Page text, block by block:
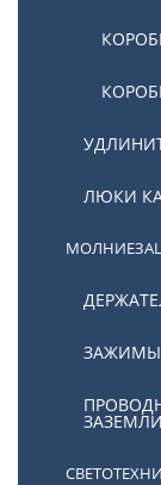
ЛЮКИ
ЗАЖИМЫ